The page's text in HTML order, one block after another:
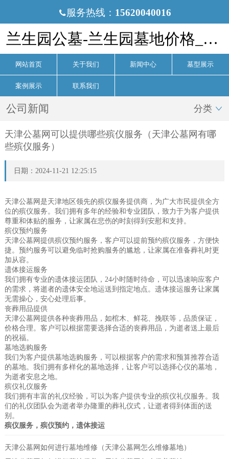
服务热线： 15620040016
兰生园公墓-兰生园墓地价格_电话-兰生园公墓官网
网站首页 关于我们 新闻中心 墓型展示
案例展示 联系我们
公司新闻 分类 
天津公墓网可以提供哪些殡仪服务（天津公墓网有哪
些殡仪服务）
日期：2024-11-21 12:25:15
天津公墓网是天津地区领先的殡仪服务提供商，为广大市民提供全方
位的殡仪服务。我们拥有多年的经验和专业团队，致力于为客户提供
尊重和体贴的服务，让家属在悲伤的时刻得到安慰和支持。
殡仪预约服务
天津公墓网提供殡仪预约服务，客户可以提前预约殡仪服务，方便快
捷。预约服务可以避免临时抢购服务的尴尬，让家属在准备葬礼时更
加从容。
遗体接运服务
我们拥有专业的遗体接运团队，24小时随时待命，可以迅速响应客户
的需求，将逝者的遗体安全地运送到指定地点。遗体接运服务让家属
无需操心，安心处理后事。
丧葬用品提供
天津公墓网提供各种丧葬用品，如棺木、鲜花、挽联等，品质保证，
价格合理。客户可以根据需要选择合适的丧葬用品，为逝者送上最后
的祝福。
墓地选购服务
我们为客户提供墓地选购服务，可以根据客户的需求和预算推荐合适
的墓地。我们拥有多样化的墓地选择，让客户可以选择心仪的墓地，
为逝者安息之地。
殡仪礼仪服务
我们拥有丰富的礼仪经验，可以为客户提供专业的殡仪礼仪服务。我
们的礼仪团队会为逝者举办隆重的葬礼仪式，让逝者得到体面的送
别。
殡仪服务，殡仪预约，遗体接运
天津公墓网如何进行墓地维修（天津公墓网怎么维修墓地）